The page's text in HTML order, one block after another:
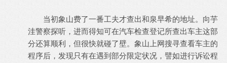
当初象山费了一番工夫才查出和泉早希的地址。向芋
洼警察探听，进而得知可在汽车检查登记所查出车主这部
分还算顺利，但很快就碰了壁。象山上网搜寻查看车主的
程序后，发现只有在遇到部分限定状况，譬如进行诉讼程